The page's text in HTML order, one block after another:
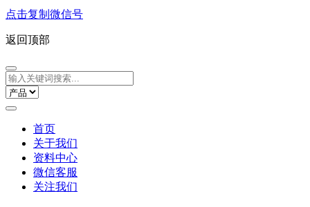
点击复制微信号
返回顶部
首页
关于我们
资料中心
微信客服
关注我们